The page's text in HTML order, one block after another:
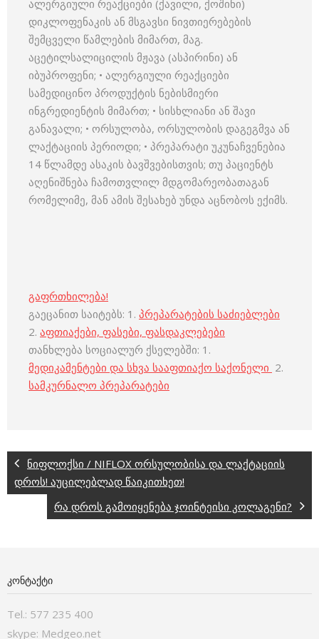
ალერგიული რეაქციები (ქავილი, ქოშინი)
დიკლოფენაკის ან მსგავსი ნივთიერებების
შემცველი წამლების მიმართ, მაგ.
აცეტილსალიცილის მჟავა (ასპირინი) ან
იბუპროფენი; • ალერგიული რეაქციები
სამედიცინო პროდუქტის ნებისმიერი
ინგრედიენტის მიმართ; • სისხლიანი ან შავი
განავალი; • ორსულობა, ორსულობის დაგეგმვა ან
ლაქტაციის პერიოდი; • პრეპარატი უკუნაჩვენებია
14 წლამდე ასაკის ბავშვებისთვის; თუ პაციენტს
აღენიშნება ჩამოთვლილ მდგომარეობათაგან
რომელიმე, მან ამის შესახებ უნდა აცნობოს ექიმს.
გაფრთხილება!
გაეცანით საიტებს: 1. პრეპარატების საძიებლები
2. აფთიაქები, ფასები, ფასდაკლებები
თანხლება სოციალურ ქსელებში: 1.
მედიკამენტები და სხვა სააფთიაქო საქონელი 2.
სამკურნალო პრეპარატები
ნიფლოქსი / NIFLOX ორსულობისა და ლაქტაციის
დროს! აუცილებლად წაიკითხეთ!
რა დროს გამოიყენება ჯოინტეისი კოლაგენი?
ᲙᲝᲜᲢᲐᲥᲢᲘ
Tel.: 577 235 400
skype: Medgeo.net